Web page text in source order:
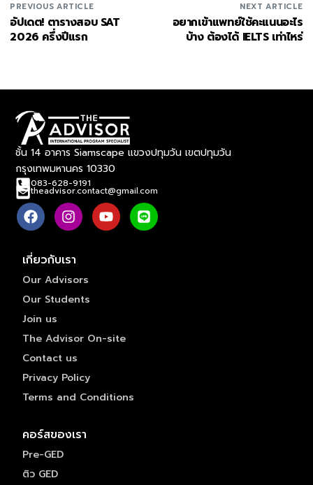
PREVIOUS ARTICLE
อัปเดต! ตารางสอบ SAT
2026 ครึ่งปีแรก
NEXT ARTICLE
อยากเข้าแพทย์ใช้คะแนนอะไร
บ้าง ต้องได้ IELTS เท่าไหร่
ชั้น 14 อาคาร Siamscape แขวงปทุมวัน เขตปทุมวัน
กรุงเทพมหานคร 10330
083-628-9191
theadvisor.contact@gmail.com
เกี่ยวกับเรา
Our Advisors
Our Students
Join us
The Advisor On-site
Contact us
Privacy Policy
Terms and Conditions
คอร์สของเรา
Pre-GED
ติว GED